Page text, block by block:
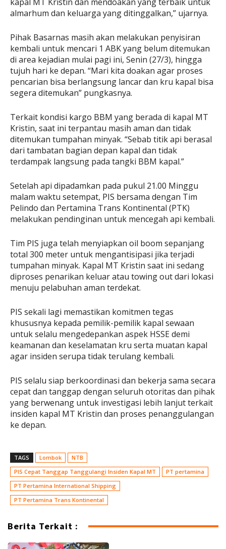
kapal MT Kristin dan mendoakan yang terbaik untuk
almarhum dan keluarga yang ditinggalkan,” ujarnya.
Pihak Basarnas masih akan melakukan penyisiran
kembali untuk mencari 1 ABK yang belum ditemukan
di area kejadian mulai pagi ini, Senin (27/3), hingga
tujuh hari ke depan. “Mari kita doakan agar proses
pencarian bisa berlangsung lancar dan kru kapal bisa
segera ditemukan” pungkasnya.
Terkait kondisi kargo BBM yang berada di kapal MT
Kristin, saat ini terpantau masih aman dan tidak
ditemukan tumpahan minyak. “Sebab titik api berasal
dari tambatan bagian depan kapal dan tidak
terdampak langsung pada tangki BBM kapal.”
Setelah api dipadamkan pada pukul 21.00 Minggu
malam waktu setempat, PIS bersama dengan Tim
Pelindo dan Pertamina Trans Kontinental (PTK)
melakukan pendinginan untuk mencegah api kembali.
Tim PIS juga telah menyiapkan oil boom sepanjang
total 300 meter untuk mengantisipasi jika terjadi
tumpahan minyak. Kapal MT Kristin saat ini sedang
diproses penarikan keluar atau towing out dari lokasi
menuju pelabuhan aman terdekat.
PIS sekali lagi memastikan komitmen tegas
khususnya kepada pemilik-pemilik kapal sewaan
untuk selalu mengedepankan aspek HSSE demi
keamanan dan keselamatan kru serta muatan kapal
agar insiden serupa tidak terulang kembali.
PIS selalu siap berkoordinasi dan bekerja sama secara
cepat dan tanggap dengan seluruh otoritas dan pihak
yang berwenang untuk investigasi lebih lanjut terkait
insiden kapal MT Kristin dan proses penanggulangan
ke depan.
TAGS Lombok
NTB
PIS Cepat Tanggap Tanggulangi Insiden Kapal MT
PT pertamina
PT Pertamina International Shipping
PT Pertamina Trans Kontinental
Berita Terkait :